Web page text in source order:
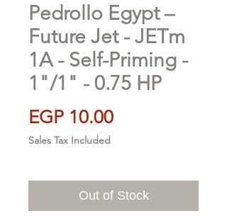
Pedrollo Egypt –
Future Jet - JETm
1A - Self-Priming -
1"/1" - 0.75 HP
EGP 10.00Price
Sales Tax Included
Out of Stock